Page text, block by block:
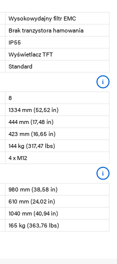
Wysokowydajny filtr EMC
Brak tranzystora hamowania
IP55
Wyświetlacz TFT
Standard
i
8
1334 mm (52,52 in)
444 mm (17,48 in)
423 mm (16,65 in)
144 kg (317,47 lbs)
4 x M12
i
980 mm (38,58 in)
610 mm (24,02 in)
1040 mm (40,94 in)
165 kg (363,76 lbs)